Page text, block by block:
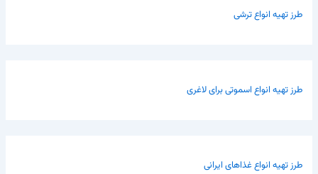
طرز تهیه انواع ترشی
طرز تهیه انواع اسموتی برای لاغری
طرز تهیه انواع غذاهای ایرانی